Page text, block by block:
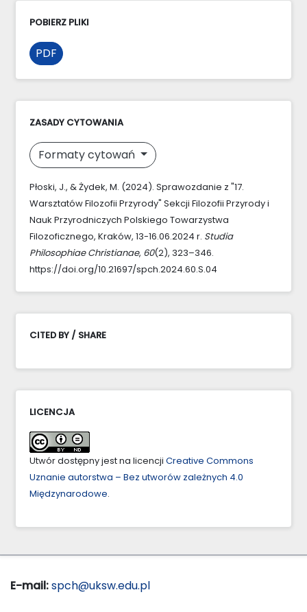
POBIERZ PLIKI
PDF
ZASADY CYTOWANIA
Formaty cytowań
Płoski, J., & Żydek, M. (2024). Sprawozdanie z "17.
Warsztatów Filozofii Przyrody" Sekcji Filozofii Przyrody i
Nauk Przyrodniczych Polskiego Towarzystwa
Filozoficznego, Kraków, 13-16.06.2024 r. Studia
Philosophiae Christianae, 60(2), 323–346.
https://doi.org/10.21697/spch.2024.60.S.04
CITED BY / SHARE
LICENCJA
Utwór dostępny jest na licencji Creative Commons
Uznanie autorstwa – Bez utworów zależnych 4.0
Międzynarodowe.
E-mail:spch@uksw.edu.pl